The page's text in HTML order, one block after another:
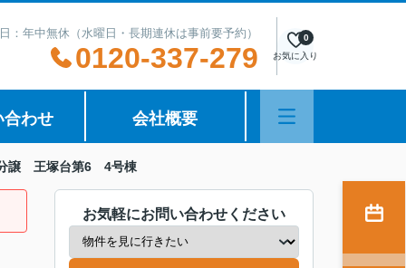
年中無休（水曜日・長期連休は事前要予約）
0120-337-279 お気に入り
0
合わせ 会社概要
譲 王塚台第6 4号棟
お気軽にお問い合わせください